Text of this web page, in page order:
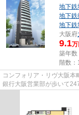
地下鉄
地下鉄
地下鉄
大阪府
9.1万
築年数
階数
コンフォリア・リヴ大阪
銀行大阪営業部が歩いて